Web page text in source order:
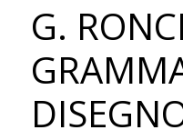
G.